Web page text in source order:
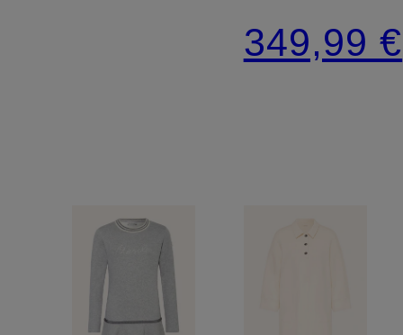
in
349,99 €